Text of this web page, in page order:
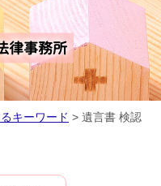
律事務所
キーワード > 遺言書 検認